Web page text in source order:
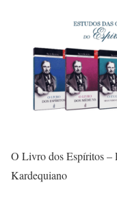
O Livro dos Espíritos –
Kardequiano